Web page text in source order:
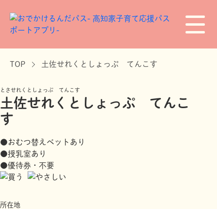
TOP 土佐せれくとしょっぷ てんこす
とさせれくとしょっぷ てんこす
土佐せれくとしょっぷ てんこ
す
●おむつ替えベットあり
●授乳室あり
●優待券・不要
所在地